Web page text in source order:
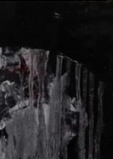
hurts you